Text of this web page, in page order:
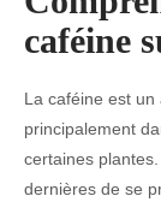
caféine
La caféine est un
principalement
certaines
dernières de se